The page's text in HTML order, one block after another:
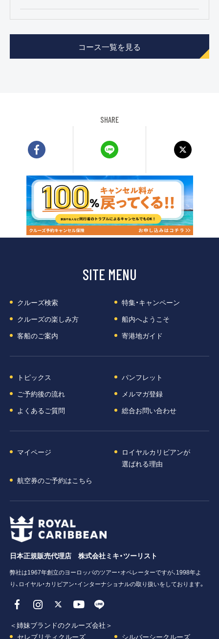
コース一覧を見る
SHARE
SITE MENU
クルーズ検索
特集・キャンペーン
クルーズの楽しみ方
船内へようこそ
客船のご案内
寄港地ガイド
トピックス
パンフレット
ご予約後の流れ
メルマガ登録
よくあるご質問
総合お問い合わせ
マイページ
ロイヤルカリビアンが
選ばれる理由
航空券のご予約はこちら
日本正規販売代理店 株式会社ミキ・ツーリスト
弊社は1967年創立のヨーロッパのツアー・オペレーターですが、1998年よ
り、ロイヤル・カリビアン・インターナショナルの取り扱いをしております。
＜姉妹ブランドのクルーズ会社＞
セレブリティクルーズ
シルバーシークルーズ